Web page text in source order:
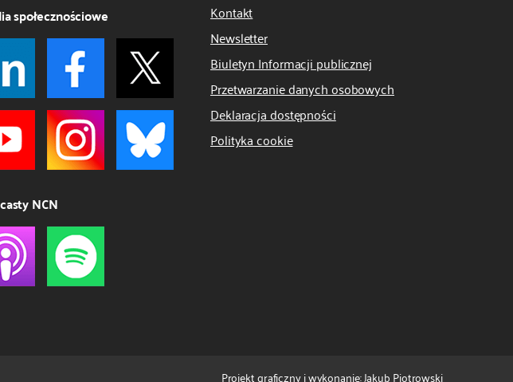
społecznościowe
NCN
Kontakt
Newsletter
Biuletyn Informacji publicznej
Przetwarzanie danych osobowych
Deklaracja dostępności
Polityka cookie
Projekt graficzny i wykonanie: Jakub Piotrowski